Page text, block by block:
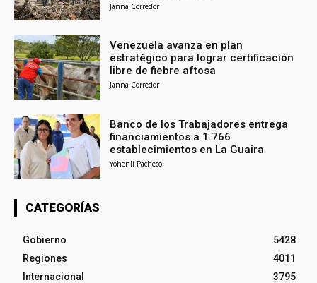
Janna Corredor
Venezuela avanza en plan
estratégico para lograr certificación
libre de fiebre aftosa
Janna Corredor
Banco de los Trabajadores entrega
financiamientos a 1.766
establecimientos en La Guaira
Yohenli Pacheco
CATEGORÍAS
Gobierno
5428
Regiones
4011
Internacional
3795